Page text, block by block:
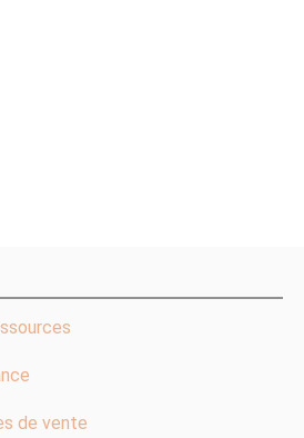
de vente